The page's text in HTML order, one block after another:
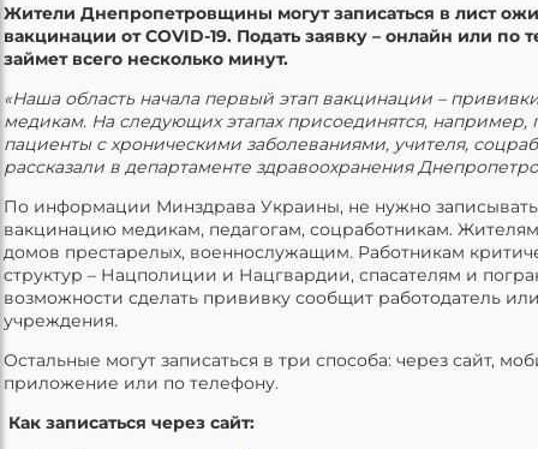
Жители Днепропетровщины могут записаться в лист
вакцинации от COVID-19. Подать заявку – онлайн или по
займет всего несколько минут.
«Наша область начала первый этап вакцинации –
медикам. На следующих этапах присоединятся,
пациенты с хроническими заболеваниями, учителя,
рассказали в департаменте здравоохранения
По информации Минздрава Украины, не нужно
вакцинацию медикам, педагогам, соцработникам.
домов престарелых, военнослужащим. Работникам
структур – Нацполиции и Нацгвардии, спасателям и
возможности сделать прививку сообщит работодатель
учреждения.
Остальные могут записаться в три способа: через сайт,
приложение или по телефону.
Как записаться через сайт: